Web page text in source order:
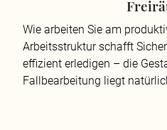
Wie arbeiten Sie am
Arbeitsstruktur schafft
effizient erledigen – die
Fallbearbeitung liegt